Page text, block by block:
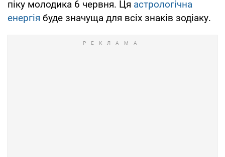
піку молодика 6 червня. Ця астрологічна
енергія буде значуща для всіх знаків зодіаку.